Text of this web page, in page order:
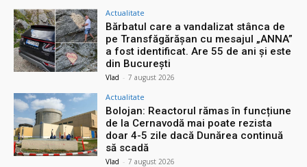
Actualitate
Bărbatul care a vandalizat stânca de
pe Transfăgărășan cu mesajul „ANNA”
a fost identificat. Are 55 de ani și este
din București
Vlad - 7 august 2026
Actualitate
Bolojan: Reactorul rămas în funcțiune
de la Cernavodă mai poate rezista
doar 4-5 zile dacă Dunărea continuă
să scadă
Vlad - 7 august 2026